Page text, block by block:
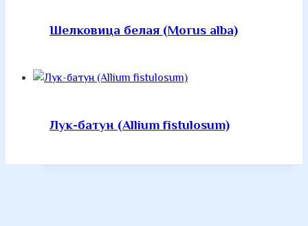
Шелковица белая (Morus alba)
Лук-батун (Allium fistulosum)